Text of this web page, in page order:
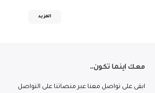
المزيد
معك اينما تكون..
ابقى على تواصل معنا عبر منصاتنا على التواصل